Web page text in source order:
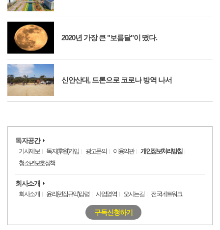
2020년 가장 큰 "보름달"이 떴다.
신안산대, 드론으로 코로나 방역 나서
독자공간
기사제보 독자(후원)가입 광고문의 이용약관
개인정보처리방침
청소년보호정책
회사소개
회사소개 윤리(편집규약)강령 사업영역 오시는길 전국네트워크
구독신청하기